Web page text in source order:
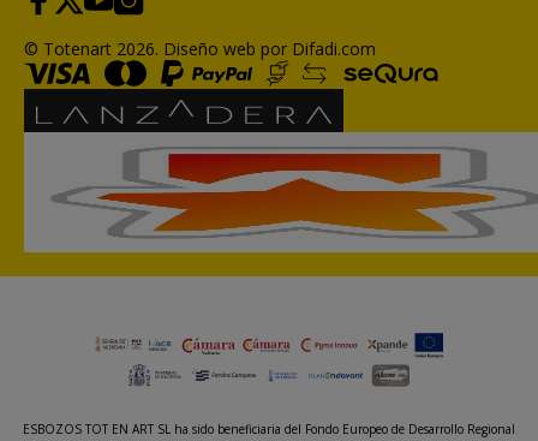
© Totenart 2026. Diseño web por Difadi.com
ESBOZOS TOT EN ART SL ha sido beneficiaria del Fondo Europeo de Desarrollo Regional